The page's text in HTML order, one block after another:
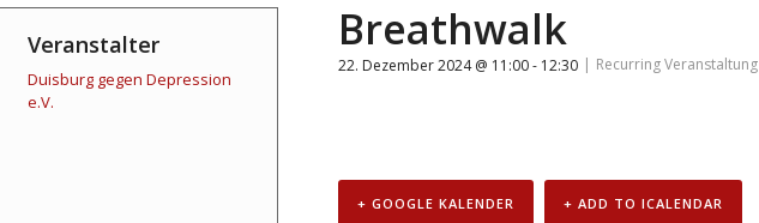
Breathwalk
22. Dezember 2024 @ 11:00- 12:30 | Recurring Veranstaltung
+ GOOGLE KALENDER + ADD TO ICALENDAR
Veranstalter
Duisburg gegen Depression
e.V.